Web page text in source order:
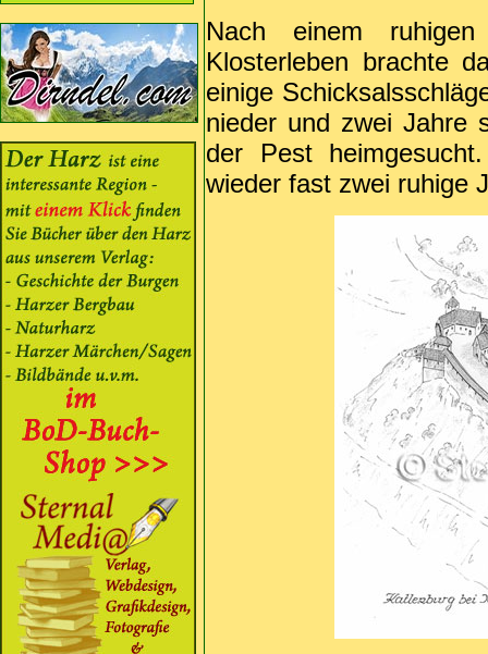
Nach einem ruhigen
Klosterleben brachte
einige
nieder und zwei Jahre
der Pest
wieder fast zwei ruhige